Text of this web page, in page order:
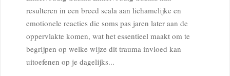
resulteren in een breed scala aan lichamelijke en
emotionele reacties die soms pas jaren later aan de
oppervlakte komen, wat het essentieel maakt om te
begrijpen op welke wijze dit trauma invloed kan
uitoefenen op je dagelijks...